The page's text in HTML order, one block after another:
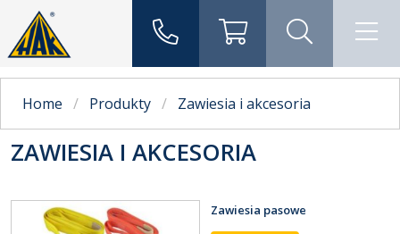
Home Produkty Zawiesia i akcesoria
ZAWIESIA I AKCESORIA
Zawiesia pasowe